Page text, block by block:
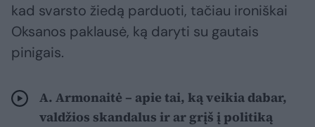
kad svarsto žiedą parduoti, tačiau ironiškai
Oksanos paklausė, ką daryti su gautais
pinigais.
A. Armonaitė – apie tai, ką veikia dabar,
valdžios skandalus ir ar grįš į politiką